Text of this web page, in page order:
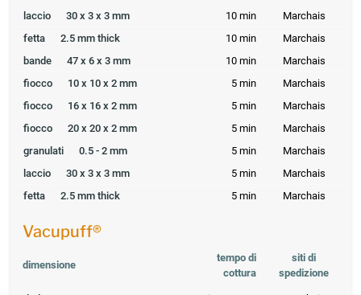
laccio
30 x 3 x 3 mm 10 min
Marchais
fetta
2.5 mm thick 10 min
Marchais
bande
47 x 6 x 3 mm 10 min
Marchais
fiocco
10 x 10 x 2 mm 5 min
Marchais
fiocco
16 x 16 x 2 mm 5 min
Marchais
fiocco
20 x 20 x 2 mm 5 min
Marchais
granulati
0.5 - 2 mm 5 min
Marchais
laccio
30 x 3 x 3 mm 5 min
Marchais
fetta
2.5 mm thick 5 min Marchais
Vacupuff®
dimensione
tempo di
cottura
siti di
spedizione